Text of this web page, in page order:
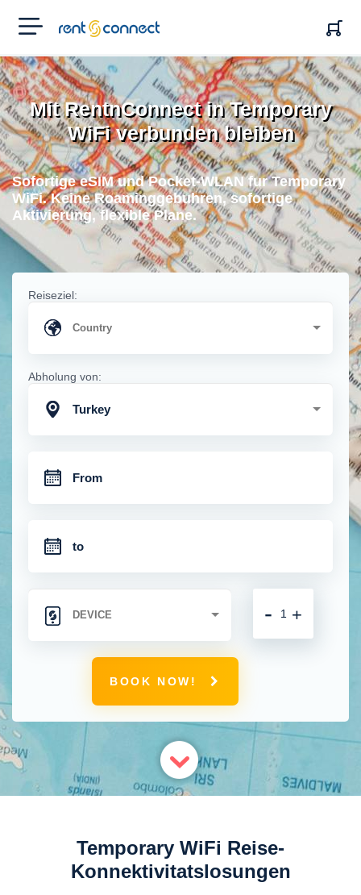
RENT'N
CONNECT
Mit RentnConnect in Temporary
WiFi verbunden bleiben
Sofortige eSIM und Pocket-WLAN fur Temporary
WiFi. Keine Roaminggebuhren, sofortige
Aktivierung, flexible Plane.
Reiseziel:
Abholung von:
Turkey
+
-
BOOK NOW!
Temporary WiFi Reise-
Konnektivitatslosungen